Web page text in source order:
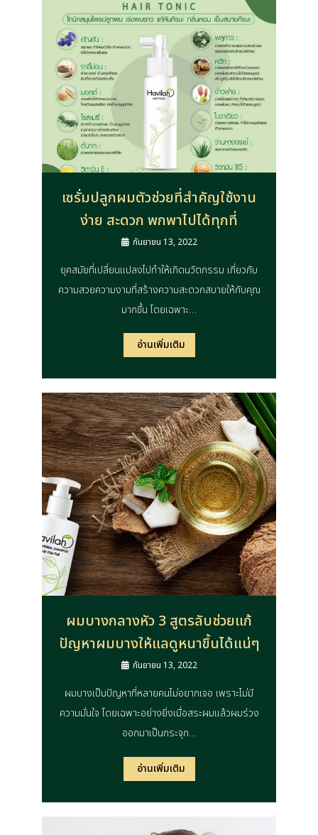
เซรั่มปลูกผมตัวช่วยที่สำคัญใช้งาน
ง่าย สะดวก พกพาไปได้ทุกที่
กันยายน 13, 2022
ยุคสมัยที่เปลี่ยนแปลงไปทำให้เกิดนวัตกรรม เกี่ยวกับ
ความสวยความงามที่สร้างความสะดวกสบายให้กับคุณ
มากขึ้น โดยเฉพาะ…
อ่านเพิ่มเติม
ผมบางกลางหัว 3 สูตรลับช่วยแก้
ปัญหาผมบางให้แลดูหนาขึ้นได้แน่ๆ
กันยายน 13, 2022
ผมบางเป็นปัญหาที่หลายคนไม่อยากเจอ เพราะไม่มี
ความมั่นใจ โดยเฉพาะอย่างยิ่งเมื่อสระผมแล้วผมร่วง
ออกมาเป็นกระจุก…
อ่านเพิ่มเติม